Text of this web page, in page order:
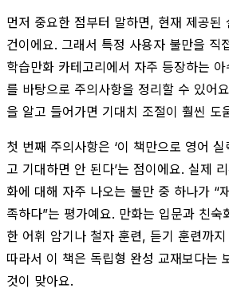
먼저 중요한 점부터 말하면, 현재 제공된
건이에요. 그래서 특정 사용자 불만을 직
학습만화 카테고리에서 자주 등장하는
를 바탕으로 주의사항을 정리할 수 있어
을 알고 들어가면 기대치 조절이 훨씬 도
첫 번째 주의사항은 ‘이 책만으로 영어
고 기대하면 안 된다’는 점이에요. 실제
화에 대해 자주 나오는 불만 중 하나가 “
족하다”는 평가예요. 만화는 입문과 친숙
한 어휘 암기나 철자 훈련, 듣기 훈련까
따라서 이 책은 독립형 완성 교재보다는
것이 맞아요.